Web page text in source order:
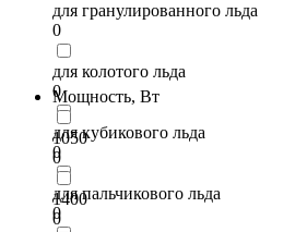
для гранулированного льда
0
для колотого льда
0
для кубикового льда
0
для пальчикового льда
0
Мощность, Вт
1050
0
1400
0